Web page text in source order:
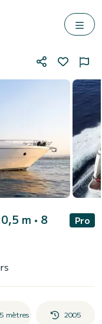
m • 8
Pro
mètres 2005